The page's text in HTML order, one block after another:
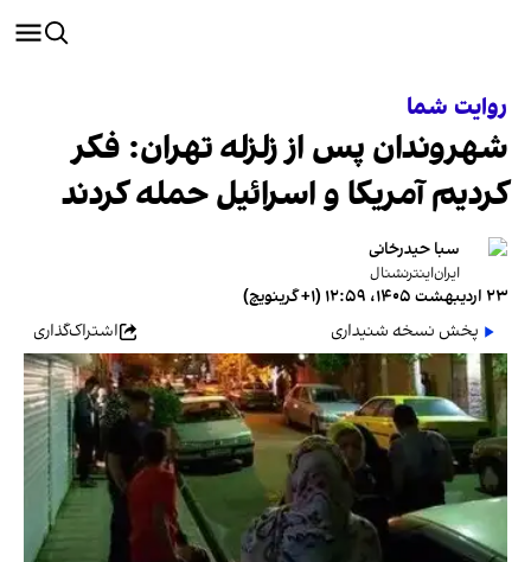
روایت شما
شهروندان پس از زلزله تهران: فکر
کردیم آمریکا و اسرائیل حمله کردند
سبا حیدرخانی
ایران‌اینترنشنال
۲۳ اردیبهشت ۱۴۰۵، ۱۲:۵۹ (‎+۱ گرینویچ)
پخش نسخه شنیداری
اشتراک‌گذاری